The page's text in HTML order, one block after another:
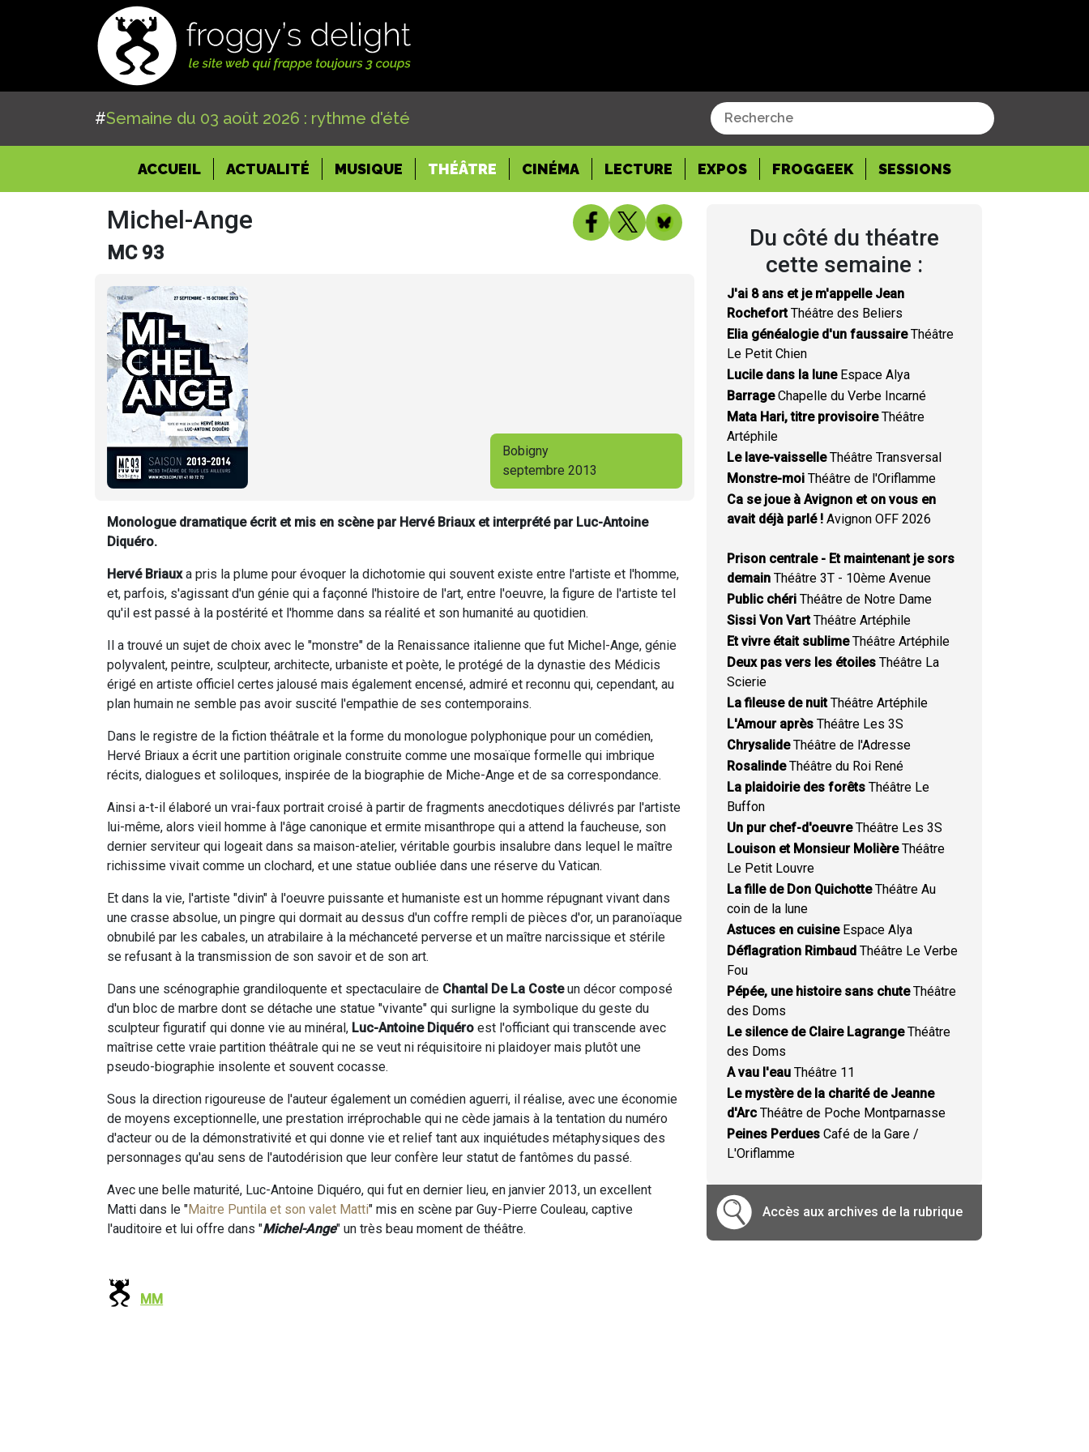
#Semaine du 03 août 2026 : rythme d'été
ACCUEIL(CURRENT)
ACTUALITÉ MUSIQUE THÉÂTRE CINÉMA LECTURE EXPOS FROGGEEK SESSIONS
Michel-Ange
MC 93
Bobigny
septembre 2013
Monologue dramatique écrit et mis en scène par Hervé Briaux et interprété par Luc-Antoine
Diquéro.
Hervé Briauxa pris la plume pour évoquer la dichotomie qui souvent existe entre l'artiste et l'homme,
et, parfois, s'agissant d'un génie qui a façonné l'histoire de l'art, entre l'oeuvre, la figure de l'artiste tel
qu'il est passé à la postérité et l'homme dans sa réalité et son humanité au quotidien.
Il a trouvé un sujet de choix avec le "monstre" de la Renaissance italienne que fut Michel-Ange, génie
polyvalent, peintre, sculpteur, architecte, urbaniste et poète, le protégé de la dynastie des Médicis
érigé en artiste officiel certes jalousé mais également encensé, admiré et reconnu qui, cependant, au
plan humain ne semble pas avoir suscité l'empathie de ses contemporains.
Dans le registre de la fiction théâtrale et la forme du monologue polyphonique pour un comédien,
Hervé Briaux a écrit une partition originale construite comme une mosaïque formelle qui imbrique
récits, dialogues et soliloques, inspirée de la biographie de Miche-Ange et de sa correspondance.
Ainsi a-t-il élaboré un vrai-faux portrait croisé à partir de fragments anecdotiques délivrés par l'artiste
lui-même, alors vieil homme à l'âge canonique et ermite misanthrope qui a attend la faucheuse, son
dernier serviteur qui logeait dans sa maison-atelier, véritable gourbis insalubre dans lequel le maître
richissime vivait comme un clochard, et une statue oubliée dans une réserve du Vatican.
Et dans la vie, l'artiste "divin" à l'oeuvre puissante et humaniste est un homme répugnant vivant dans
une crasse absolue, un pingre qui dormait au dessus d'un coffre rempli de pièces d'or, un paranoïaque
obnubilé par les cabales, un atrabilaire à la méchanceté perverse et un maître narcissique et stérile
se refusant à la transmission de son savoir et de son art.
Dans une scénographie grandiloquente et spectaculaire de Chantal De La Costeun décor composé
d'un bloc de marbre dont se détache une statue "vivante" qui surligne la symbolique du geste du
sculpteur figuratif qui donne vie au minéral, Luc-Antoine Diquéro est l'officiant qui transcende avec
maîtrise cette vraie partition théâtrale qui ne se veut ni réquisitoire ni plaidoyer mais plutôt une
pseudo-biographie insolente et souvent cocasse.
Sous la direction rigoureuse de l'auteur également un comédien aguerri, il réalise, avec une économie
de moyens exceptionnelle, une prestation irréprochable qui ne cède jamais à la tentation du numéro
d'acteur ou de la démonstrativité et qui donne vie et relief tant aux inquiétudes métaphysiques des
personnages qu'au sens de l'autodérision que leur confère leur statut de fantômes du passé.
Avec une belle maturité, Luc-Antoine Diquéro, qui fut en dernier lieu, en janvier 2013, un excellent
Matti dans le "Maitre Puntila et son valet Matti" mis en scène par Guy-Pierre Couleau, captive
l'auditoire et lui offre dans "Michel-Ange" un très beau moment de théâtre.
MM
Du côté du théatre
cette semaine :
J'ai 8 ans et je m'appelle Jean
RochefortThéâtre des Beliers
Elia généalogie d'un faussaireThéâtre
Le Petit Chien
Lucile dans la luneEspace Alya
BarrageChapelle du Verbe Incarné
Mata Hari, titre provisoireThéâtre
Artéphile
Le lave-vaisselleThéâtre Transversal
Monstre-moi Théâtre de l'Oriflamme
Ca se joue à Avignon et on vous en
avait déjà parlé ! Avignon OFF 2026
Prison centrale - Et maintenant je sors
demain Théâtre 3T - 10ème Avenue
Public chéri Théâtre de Notre Dame
Sissi Von VartThéâtre Artéphile
Et vivre était sublimeThéâtre Artéphile
Deux pas vers les étoiles Théâtre La
Scierie
La fileuse de nuitThéâtre Artéphile
L'Amour après Théâtre Les 3S
ChrysalideThéâtre de l'Adresse
RosalindeThéâtre du Roi René
La plaidoirie des forêts Théâtre Le
Buffon
Un pur chef-d'oeuvreThéâtre Les 3S
Louison et Monsieur MolièreThéâtre
Le Petit Louvre
La fille de Don QuichotteThéâtre Au
coin de la lune
Astuces en cuisineEspace Alya
Déflagration Rimbaud Théâtre Le Verbe
Fou
Pépée, une histoire sans chuteThéâtre
des Doms
Le silence de Claire LagrangeThéâtre
des Doms
A vau l'eau Théâtre 11
Le mystère de la charité de Jeanne
d'Arc Théâtre de Poche Montparnasse
Peines Perdues Café de la Gare /
L'Oriflamme
Accès aux archives de la rubrique